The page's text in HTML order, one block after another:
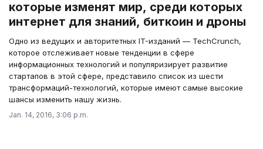
которые изменят мир, среди которых
интернет для знаний, биткоин и дроны
Одно из ведущих и авторитетных IT-изданий — TechCrunch,
которое отслеживает новые тенденции в сфере
информационных технологий и популяризирует развитие
стартапов в этой сфере, представило список из шести
трансформаций-технологий, которые имеют самые высокие
шансы изменить нашу жизнь.
Jan. 14, 2016, 3:06 p.m.